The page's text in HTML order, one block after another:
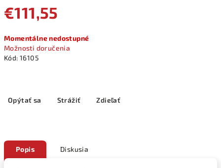
€111,55
cena:
Momentálne nedostupné
Možnosti doručenia
Kód: 16105
Opýtať sa Strážiť Zdieľať
Popis Diskusia